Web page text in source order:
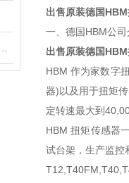
出售原装德国
一、德国HBM公
出售原装德国
HBM 作为家数字
器)以及用于扭矩
定转速最大到
HBM 扭矩传感器
试台架，生产监控